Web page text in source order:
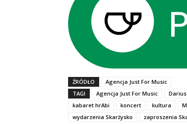
ŹRÓDŁO
Agencja Just For Music
TAGI
Agencja Just For Music
kabaret hrAbi
koncert kultura
wydarzenia Skarżysko
zaproszenia